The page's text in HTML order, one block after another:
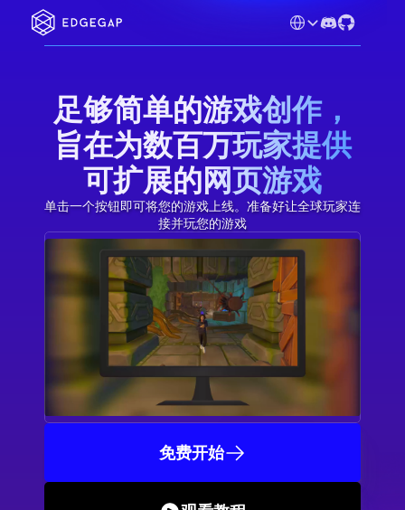
Select Language
足够简单的游戏创作，
旨在为数百万玩家提供
可扩展的网页游戏
单击一个按钮即可将您的游戏上线。准备好让全球玩家连
接并玩您的游戏
免费开始